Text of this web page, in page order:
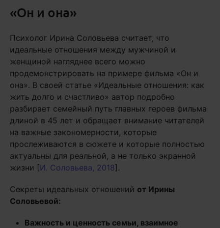
«Он и она»
Психолог Ирина Соловьева считает, что
идеальные отношения между мужчиной и
женщиной нагляднее всего можно
продемонстрировать на примере фильма «Он и
она». В своей статье «Идеальные отношения: как
жить долго и счастливо» автор подробно
разбирает семейный путь главных героев фильма
длиной в 45 лет и обращает внимание читателей
на важные закономерности, которые
прослеживаются в сюжете и которые полностью
актуальны для реальной, а не только экранной
жизни [И. Соловьева, 2018].
Секреты идеальных отношений от Ирины
Соловьевой:
Важность и ценность семьи, взаимное